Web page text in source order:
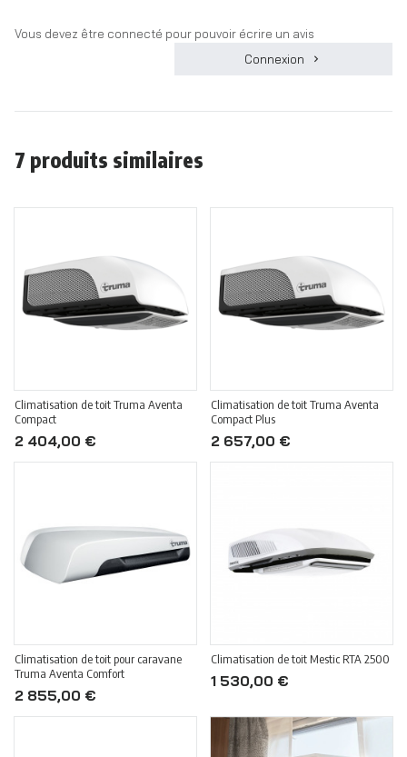
Vous devez être connecté pour pouvoir écrire un avis
Connexion
7 produits similaires
Climatisation de toit Truma Aventa
Compact
2 404,00 €
Climatisation de toit Truma Aventa
Compact Plus
2 657,00 €
Climatisation de toit pour caravane
Truma Aventa Comfort
2 855,00 €
Climatisation de toit Mestic RTA 2500
1 530,00 €